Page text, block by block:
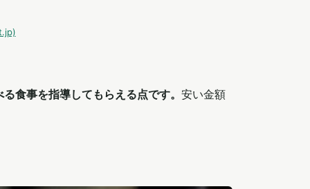
食事を指導してもらえる点です。 安い金額